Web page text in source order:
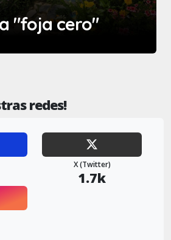
"foja cero"
redes!
X (Twitter)
1.7k